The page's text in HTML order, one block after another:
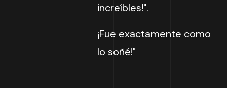
increíbles!".
¡Fue exactamente como
lo soñé!"